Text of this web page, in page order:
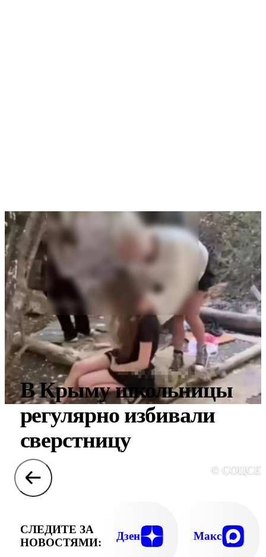
В Крыму школьницы
регулярно избивали
сверстницу
©
СЛЕДИТЕ ЗА
НОВОСТЯМИ:
Дзен Макс